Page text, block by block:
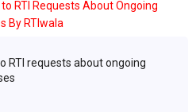
RTI requests about ongoing